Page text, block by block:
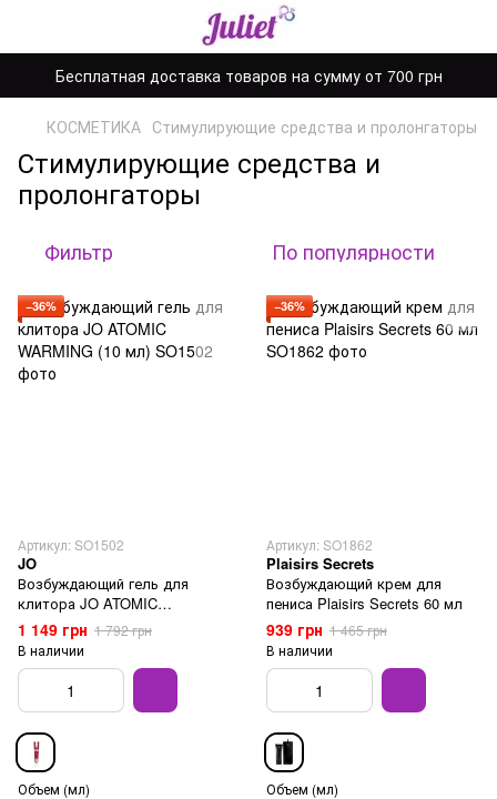
Бесплатная доставка товаров на сумму от 700 грн
КОСМЕТИКА Стимулирующие средства и пролонгаторы
Стимулирующие средства и
пролонгаторы
Фильтр По популярности
−36%
Артикул: SO1502
JO
Возбуждающий гель для
клитора JO ATOMIC
WARMING (10 мл)
1 149 грн 1 792 грн
В наличии
Объем (мл)
−36%
Артикул: SO1862
Plaisirs Secrets
Возбуждающий крем для
пениса Plaisirs Secrets 60 мл
939 грн 1 465 грн
В наличии
Объем (мл)